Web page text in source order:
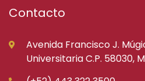
Contacto
Avenida Francisco J.
Universitaria C.P. 58030,